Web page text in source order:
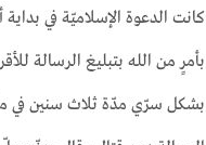
كانت الدعوة الإسلاميّة في
بأمرٍ من الله بتبليغ الرسالة
بشكل سرّي مدّة ثلاث سنين في مكّة